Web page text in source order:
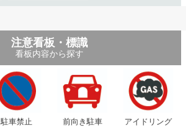
注意看板・標識
看板内容から探す
駐車禁止 前向き駐車
アイドリング